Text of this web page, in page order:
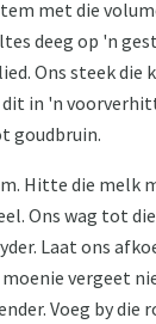
met die
deeg op 'n
Ons steek die
in 'n
goudbruin.
Hitte die melk
Ons wag tot
Laat ons
vergeet
Voeg by die